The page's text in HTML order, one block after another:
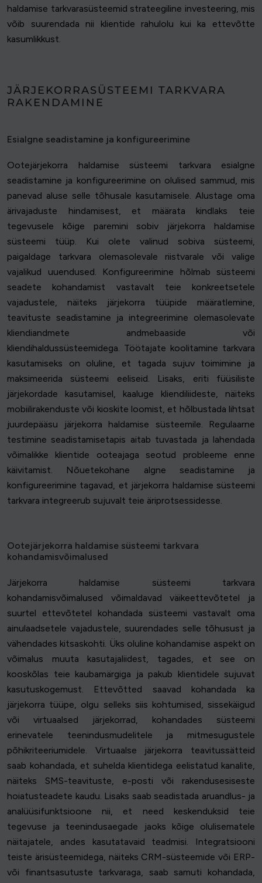
haldamise tarkvarasüsteemid strateegiline investeering, mis
võib suurendada nii klientide rahulolu kui ka ettevõtte
kasumlikkust.
JÄRJEKORRASÜSTEEMI TARKVARA
RAKENDAMINE
Esialgne seadistamine ja konfigureerimine
Ootejärjekorra haldamise süsteemi tarkvara esialgne
seadistamine ja konfigureerimine on olulised sammud, mis
panevad aluse selle tõhusale kasutamisele. Alustage oma
ärivajaduste hindamisest, et määrata kindlaks teie
tegevusele kõige paremini sobiv järjekorra haldamise
süsteemi tüüp. Kui olete valinud sobiva süsteemi,
paigaldage tarkvara olemasolevale riistvarale või valige
vajalikud uuendused. Konfigureerimine hõlmab süsteemi
seadete kohandamist vastavalt teie konkreetsetele
vajadustele, näiteks järjekorra tüüpide määratlemine,
teavituste seadistamine ja integreerimine olemasolevate
kliendiandmete andmebaaside või
kliendihaldussüsteemidega. Töötajate koolitamine tarkvara
kasutamiseks on oluline, et tagada sujuv toimimine ja
maksimeerida süsteemi eeliseid. Lisaks, eriti füüsiliste
järjekordade kasutamisel, kaaluge kliendiliideste, näiteks
mobiilirakenduste või kioskite loomist, et hõlbustada lihtsat
juurdepääsu järjekorra haldamise süsteemile. Regulaarne
testimine seadistamisetapis aitab tuvastada ja lahendada
võimalikke klientide ooteajaga seotud probleeme enne
käivitamist. Nõuetekohane algne seadistamine ja
konfigureerimine tagavad, et järjekorra haldamise süsteemi
tarkvara integreerub sujuvalt teie äriprotsessidesse.
Ootejärjekorra haldamise süsteemi tarkvara
kohandamisvõimalused
Järjekorra haldamise süsteemi tarkvara
kohandamisvõimalused võimaldavad väikeettevõtetel ja
suurtel ettevõtetel kohandada süsteemi vastavalt oma
ainulaadsetele vajadustele, suurendades selle tõhusust ja
vähendades kitsaskohti. Üks oluline kohandamise aspekt on
võimalus muuta kasutajaliidest, tagades, et see on
kooskõlas teie kaubamärgiga ja pakub klientidele sujuvat
kasutuskogemust. Ettevõtted saavad kohandada ka
järjekorra tüüpe, olgu selleks siis kohtumised, sissekäigud
või virtuaalsed järjekorrad, kohandades süsteemi
erinevatele teenindusmudelitele ja mitmesugustele
põhikriteeriumidele. Virtuaalse järjekorra teavitussätteid
saab kohandada, et suhelda klientidega eelistatud kanalite,
näiteks SMS-teavituste, e-posti või rakendusesiseste
hoiatusteadete kaudu. Lisaks saab seadistada aruandlus- ja
analüüsifunktsioone nii, et need keskenduksid teie
tegevuse ja teenindusaegade jaoks kõige olulisematele
näitajatele, andes kasutatavaid teadmisi. Integratsiooni
teiste ärisüsteemidega, näiteks CRM-süsteemide või ERP-
või finantsasutuste tarkvaraga, saab samuti kohandada,